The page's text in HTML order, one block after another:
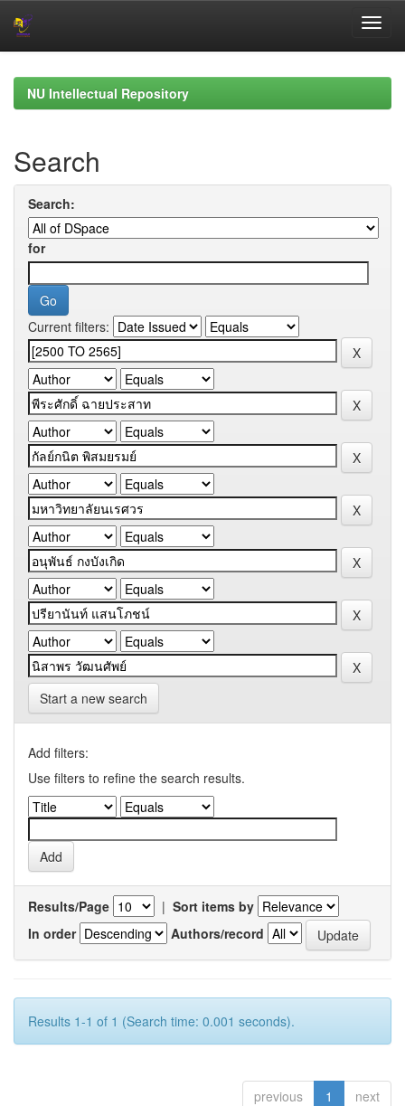
navigationNU Intellectual Repository
Search
Search:
for
Current filters:
Start a new search
Add filters:
Use filters to refine the search results.
Results/Page | Sort items by
In order
Authors/record
Results 1-1 of 1 (Search time: 0.001 seconds).
previous 1 next